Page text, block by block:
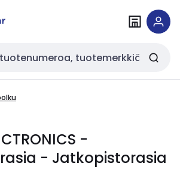
-
- Jatkopistorasia